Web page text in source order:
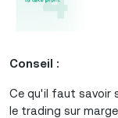
Conseil :
Ce qu'il faut savoir
le trading sur